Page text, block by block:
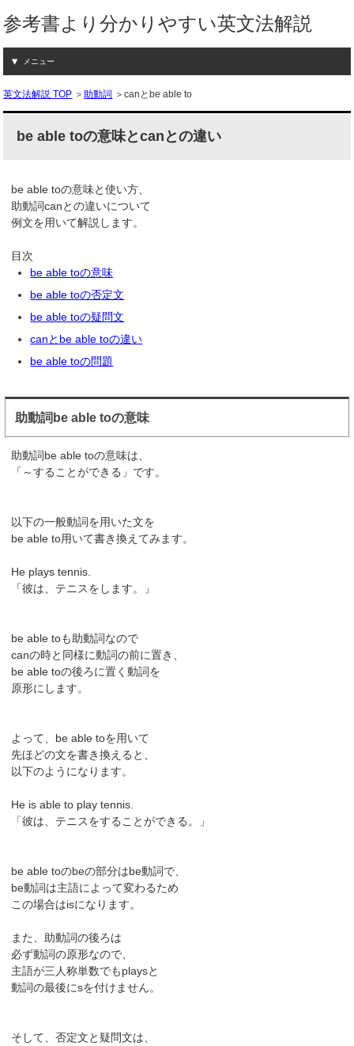
参考書より分かりやすい英文法解説
メニュー
英文法解説 TOP ＞助動詞 ＞canとbe able to
be able toの意味とcanとの違い
be able toの意味と使い方、
助動詞canとの違いについて
例文を用いて解説します。
目次
be able toの意味
be able toの否定文
be able toの疑問文
canとbe able toの違い
be able toの問題
助動詞be able toの意味
助動詞be able toの意味は、
「～することができる」です。
以下の一般動詞を用いた文を
be able to用いて書き換えてみます。
He plays tennis.
「彼は、テニスをします。」
be able toも助動詞なので
canの時と同様に動詞の前に置き、
be able toの後ろに置く動詞を
原形にします。
よって、be able toを用いて
先ほどの文を書き換えると、
以下のようになります。
He is able to play tennis.
「彼は、テニスをすることができる。」
be able toのbeの部分はbe動詞で、
be動詞は主語によって変わるため
この場合はisになります。
また、助動詞の後ろは
必ず動詞の原形なので、
主語が三人称単数でもplaysと
動詞の最後にsを付けません。
そして、否定文と疑問文は、